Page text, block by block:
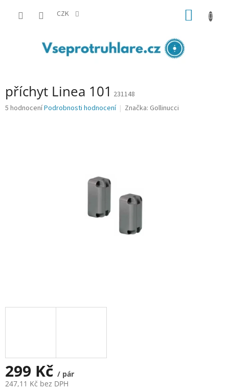
CZK
příchyt Linea 101 231148
Průměrné
5 hodnoceníPodrobnosti hodnocení Značka: Gollinucci
299 Kč / pár
247,11 Kč bez DPH